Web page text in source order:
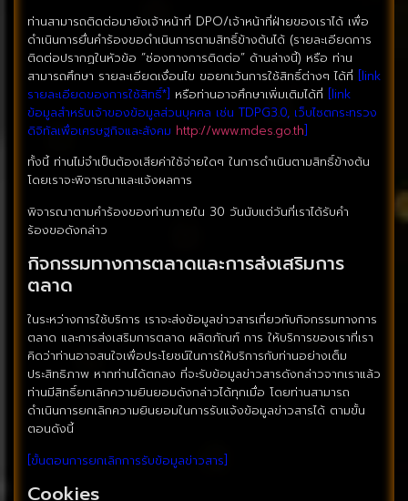
ท่านสามารถติดต่อมายังเจ้าหน้าที่ DPO/เจ้าหน้าที่ฝ่ายของเราได้ เพื่อ
ดำเนินการยื่นคำร้องขอดำเนินการตามสิทธิ์ข้างต้นได้ (รายละเอียดการ
ติดต่อปรากฏในหัวข้อ “ช่องทางการติดต่อ” ด้านล่างนี้) หรือ ท่าน
สามารถศึกษา รายละเอียดเงื่อนไข ขอยกเว้นการใช้สิทธิ์ต่างๆ ได้ที่ [link
รายละเอียดของการใช้สิทธิ์*] หรือท่านอาจศึกษาเพิ่มเติมได้ที่ [link
ข้อมูลสำหรับเจ้าของข้อมูลส่วนบุคคล เช่น TDPG3.0, เว็บไซตกระทรวง
ดิจิทัลเพื่อเศรษฐกิจและสังคม http://www.mdes.go.th]
ทั้งนี้ ท่านไม่จำเป็นต้องเสียค่าใช้จ่ายใดๆ ในการดำเนินตามสิทธิ์ข้างต้น
โดยเราจะพิจารณาและแจ้งผลการ
พิจารณาตามคำร้องของท่านภายใน 30 วันนับแต่วันที่เราได้รับคำ
ร้องขอดังกล่าว
กิจกรรมทางการตลาดและการส่งเสริมการ
ตลาด
ในระหว่างการใช้บริการ เราจะส่งข้อมูลข่าวสารเกี่ยวกับกิจกรรมทางการ
ตลาด และการส่งเสริมการตลาด ผลิตภัณฑ์ การ ให้บริการของเราที่เรา
คิดว่าท่านอาจสนใจเพื่อประโยชน์ในการให้บริการกับท่านอย่างเต็ม
ประสิทธิภาพ หากท่านได้ตกลง ที่จะรับข้อมูลข่าวสารดังกล่าวจากเราแล้ว
ท่านมีสิทธิ์ยกเลิกความยินยอมดังกล่าวได้ทุกเมื่อ โดยท่านสามารถ
ดำเนินการยกเลิกความยินยอมในการรับแจ้งข้อมูลข่าวสารได้ ตามขั้น
ตอนดังนี้
[ขั้นตอนการยกเลิกการรับข้อมูลข่าวสาร]
Cookies